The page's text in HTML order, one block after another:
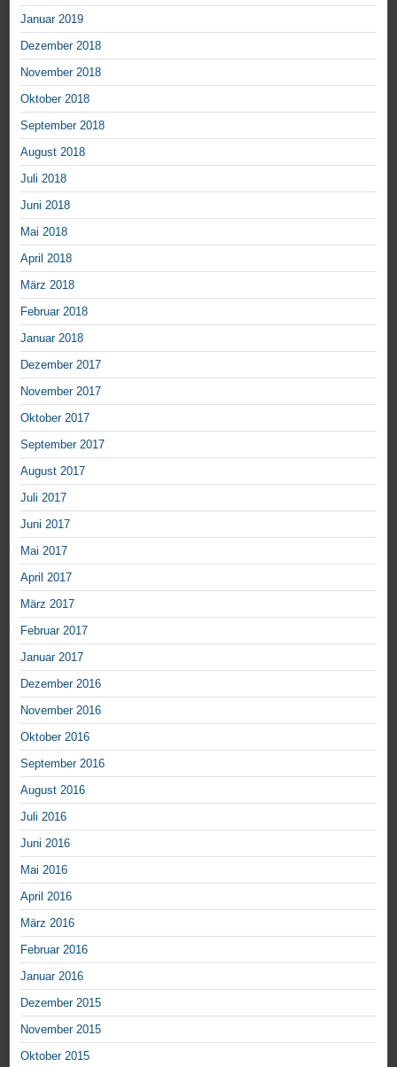
Januar 2019
Dezember 2018
November 2018
Oktober 2018
September 2018
August 2018
Juli 2018
Juni 2018
Mai 2018
April 2018
März 2018
Februar 2018
Januar 2018
Dezember 2017
November 2017
Oktober 2017
September 2017
August 2017
Juli 2017
Juni 2017
Mai 2017
April 2017
März 2017
Februar 2017
Januar 2017
Dezember 2016
November 2016
Oktober 2016
September 2016
August 2016
Juli 2016
Juni 2016
Mai 2016
April 2016
März 2016
Februar 2016
Januar 2016
Dezember 2015
November 2015
Oktober 2015